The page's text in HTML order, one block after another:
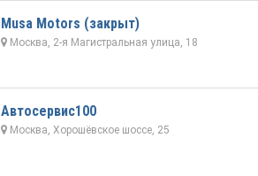
Musa Motors (закрыт)
Москва, 2-я Магистральная улица, 18
Автосервис100
Москва, Хорошёвское шоссе, 25